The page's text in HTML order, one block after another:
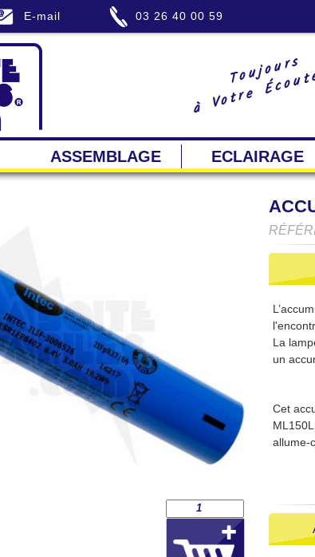
E-mail 03 26 40 00 59
Toujours
à Votre
ASSEMBLAGE ECLAIRAGE
La
un
Cet
allume-